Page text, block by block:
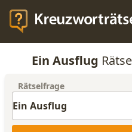
Ein Ausflug
Rätselfrage